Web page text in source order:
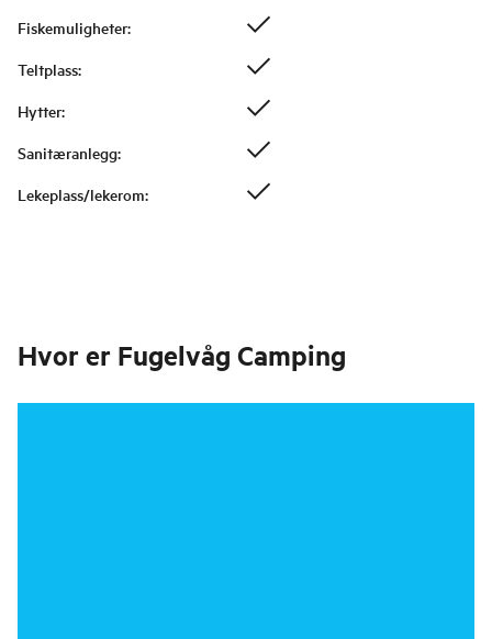
Fiskemuligheter:
Teltplass:
Hytter:
Sanitæranlegg:
Lekeplass/lekerom:
Hvor er Fugelvåg Camping